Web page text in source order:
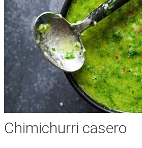
Chimichurri casero